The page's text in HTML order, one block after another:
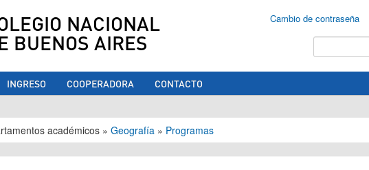
NACIONAL
BUENOS AIRES
Cambio de contraseña
INGRESO COOPERADORA CONTACTO
usted aquí
académicos » Geografía » Programas